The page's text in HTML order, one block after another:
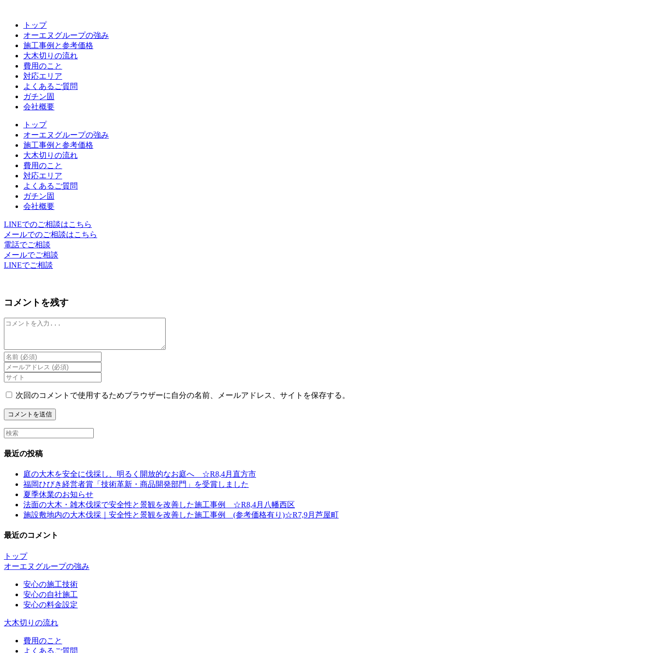
トップ
オーエヌグループの強み
施工事例と参考価格
大木切りの流れ
費用のこと
対応エリア
よくあるご質問
ガチン固
会社概要
トップ
オーエヌグループの強み
施工事例と参考価格
大木切りの流れ
費用のこと
対応エリア
よくあるご質問
ガチン固
会社概要
LINEでのご相談はこちら
メールでのご相談はこちら
電話でご相談
メールでご相談
LINEでご相談
コメントを残す
コ
ト
Enter
your
name
or
username
to
comment
Enter
your
email
address
to
comment
Enter
your
website
(optional)
次回のコメントで使用するためブラウザーに自分の名前、メールアドレス、サイトを保存する。
Search
this
website
最近の投稿
庭の大木を安全に伐採し、明るく開放的なお庭へ ☆R8,4月直方市
福岡ひびき経営者賞「技術革新・商品開発部門」を受賞しました
夏季休業のお知らせ
法面の大木・雑木伐採で安全性と景観を改善した施工事例 ☆R8,4月八幡西区
施設敷地内の大木伐採｜安全性と景観を改善した施工事例 (参考価格有り)☆R7,9月芦屋町
最近のコメント
トップ
オーエヌグループの強み
安心の施工技術
安心の自社施工
安心の料金設定
大木切りの流れ
費用のこと
よくあるご質問